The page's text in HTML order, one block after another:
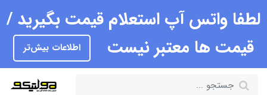
لطفا واتس آپ استعلام قیمت بگیرید /
قیمت ها معتبر نیست
اطلاعات بیش‌تر